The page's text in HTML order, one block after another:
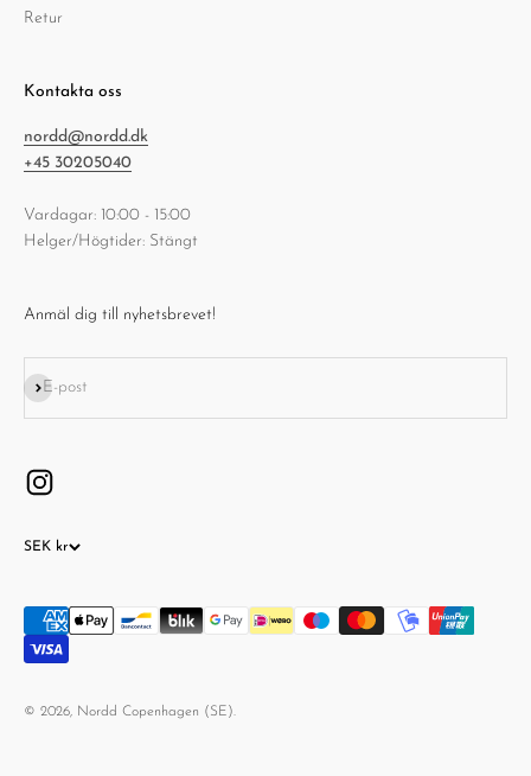
Retur
Kontakta oss
nordd@nordd.dk
+45 30205040
Vardagar: 10:00 - 15:00
Helger/Högtider: Stängt
Anmäl dig till nyhetsbrevet!
E-post
Prenumerera
SEK kr
© 2026, Nordd Copenhagen (SE).